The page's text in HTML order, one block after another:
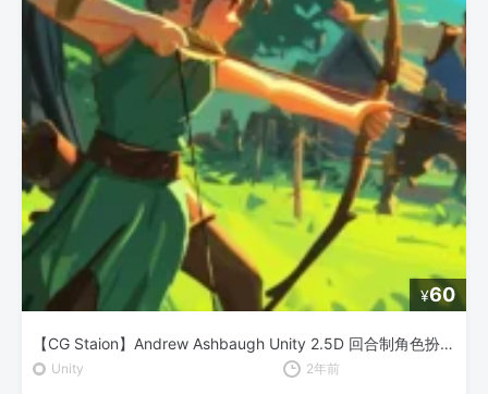
¥60
【CG Staion】Andrew Ashbaugh Unity 2.5D 回合制角色扮演游戏开发
Unity 2年前